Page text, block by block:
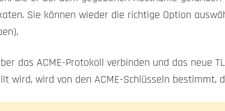
Sie können wieder die richtige Option
das ACME-Protokoll verbinden und das neue
wird, wird von den ACME-Schlüsseln bestimmt,